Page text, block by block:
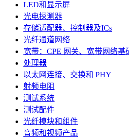
LED和显示屏
光电探测器
存储适配器、控制器及ICs
光纤通道网络
宽带：CPE 网关、宽带网络基
处理器
以太网连接、交换和 PHY
射频电阻
测试系统
测试配件
光纤模块和组件
音频和视频产品